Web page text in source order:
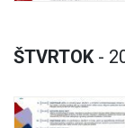
ŠTVRTOK-